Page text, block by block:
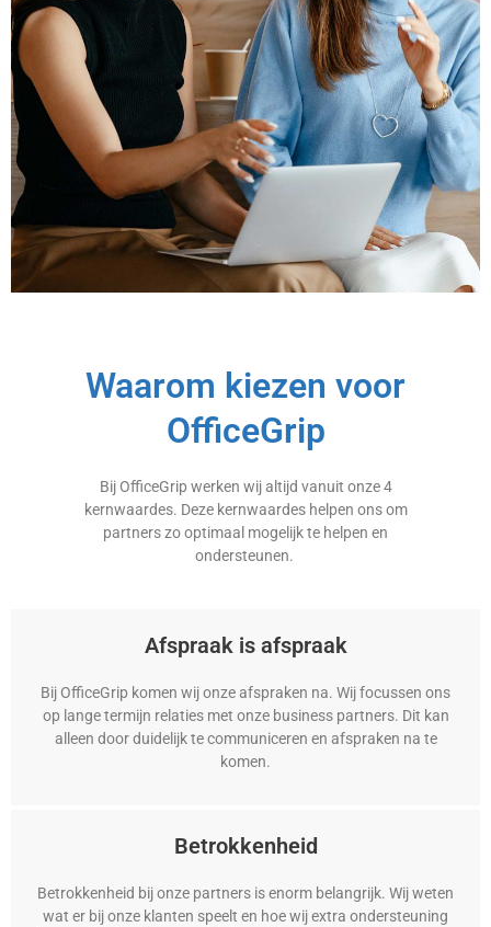
Waarom kiezen voor
OfficeGrip
Bij OfficeGrip werken wij altijd vanuit onze 4
kernwaardes. Deze kernwaardes helpen ons om
partners zo optimaal mogelijk te helpen en
ondersteunen.
Afspraak is afspraak
Bij OfficeGrip komen wij onze afspraken na. Wij focussen ons
op lange termijn relaties met onze business partners. Dit kan
alleen door duidelijk te communiceren en afspraken na te
komen.
Betrokkenheid
Betrokkenheid bij onze partners is enorm belangrijk. Wij weten
wat er bij onze klanten speelt en hoe wij extra ondersteuning